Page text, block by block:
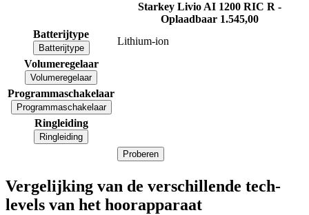
Starkey Livio AI 1200 RIC R -
Oplaadbaar 1.545,00
Batterijtype
Batterijtype
Lithium-ion
Volumeregelaar
Volumeregelaar
Programmaschakelaar
Programmaschakelaar
Ringleiding
Ringleiding
Proberen
Vergelijking van de verschillende tech-
levels van het hoorapparaat